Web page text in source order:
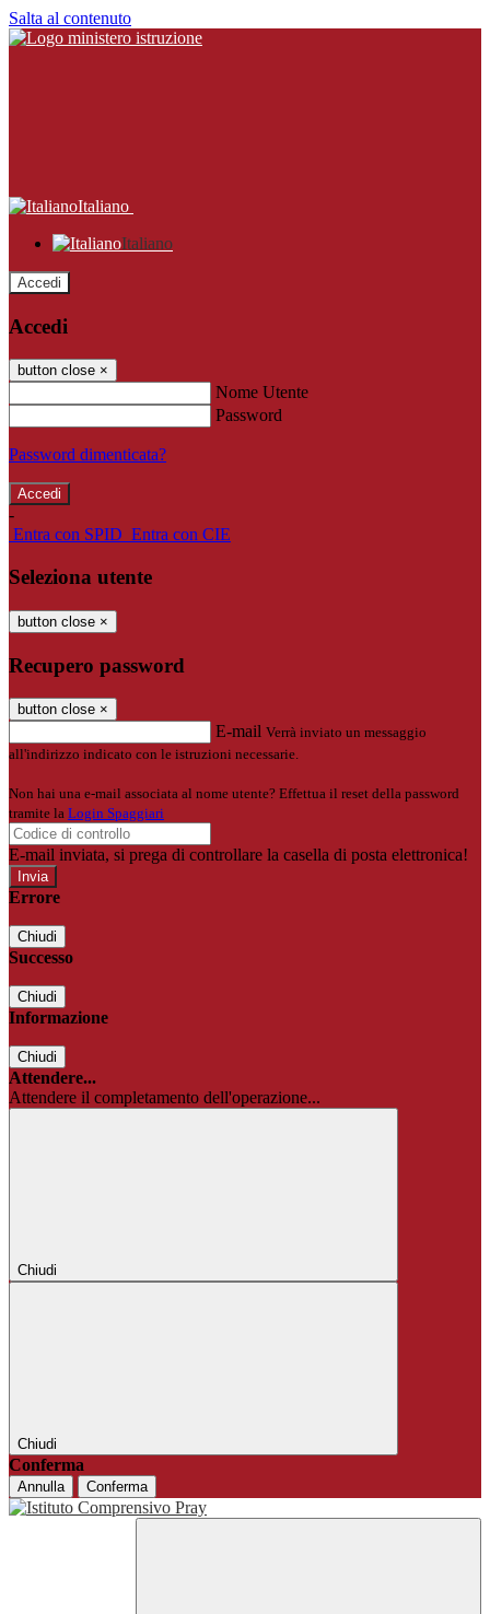
Salta al contenuto
Italiano
Italiano
Accedi
Accedi
button close ×
Nome Utente
Password
Password dimenticata?
-
Entra con SPID Entra con CIE
Seleziona utente
button close ×
Recupero password
button close ×
E-mail Verrà inviato un messaggio
all'indirizzo indicato con le istruzioni necessarie.
Non hai una e-mail associata al nome utente? Effettua il reset della password
tramite la Login Spaggiari
E-mail inviata, si prega di controllare la casella di posta elettronica!
Errore
Chiudi
Successo
Chiudi
Informazione
Chiudi
Attendere...
Attendere il completamento dell'operazione...
Chiudi
Chiudi
Conferma
Annulla Conferma